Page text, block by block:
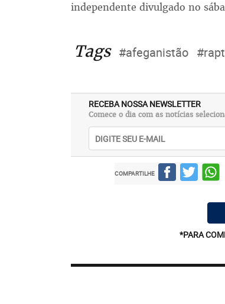
independente divulgado no
Tags #afeganistão
RECEBA NOSSA NEWSLETTER
Comece o dia com as notícias
COMPARTILHE
*PARA